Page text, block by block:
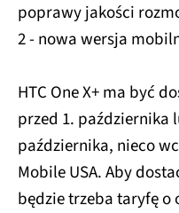
poprawy jakości
2 - nowa wersja
HTC One X+ ma być
przed 1. października
października, nieco
Mobile USA. Aby
będzie trzeba taryfę o